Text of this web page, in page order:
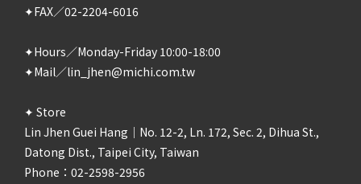
✦FAX／02-2204-6016
✦Hours／Monday-Friday 10:00-18:00
✦Mail／lin_jhen@michi.com.tw
✦ Store
Lin Jhen Guei Hang｜No. 12-2, Ln. 172, Sec. 2, Dihua St.,
Datong Dist., Taipei City, Taiwan
Phone：02-2598-2956